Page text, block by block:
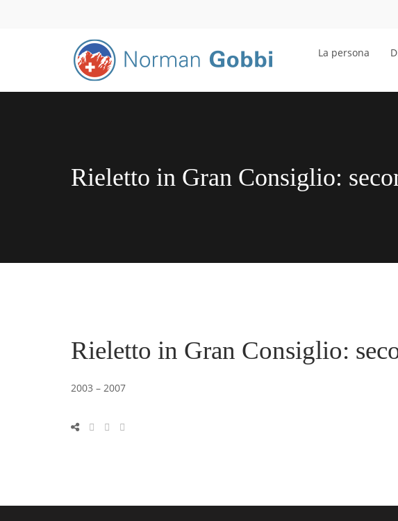
La persona
Rieletto in Gran Consiglio:
Rieletto in Gran Consiglio:
2003 – 2007